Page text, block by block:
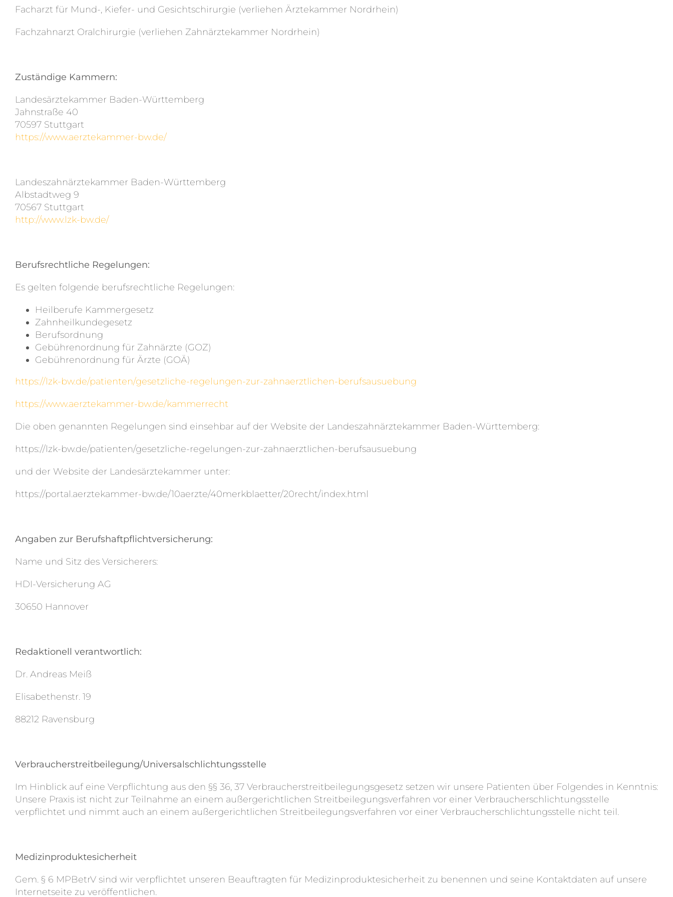
Facharzt für Mund-, Kiefer- und Gesichtschirurgie (verliehen Ärztekammer Nordrhein)
Fachzahnarzt Oralchirurgie (verliehen Zahnärztekammer Nordrhein)
Zuständige Kammern:
Landesärztekammer Baden-Württemberg
Jahnstraße 40
70597 Stuttgart
https://www.aerztekammer-bw.de/
Landeszahnärztekammer Baden-Württemberg
Albstadtweg 9
70567 Stuttgart
http://www.lzk-bw.de/
Berufsrechtliche Regelungen:
Es gelten folgende berufsrechtliche Regelungen:
Heilberufe Kammergesetz
Zahnheilkundegesetz
Berufsordnung
Gebührenordnung für Zahnärzte (GOZ)
Gebührenordnung für Ärzte (GOÄ)
https://lzk-bw.de/patienten/gesetzliche-regelungen-zur-zahnaerztlichen-berufsausuebung
https://www.aerztekammer-bw.de/kammerrecht
Die oben genannten Regelungen sind einsehbar auf der Website der Landeszahnärztekammer Baden-Württemberg:
https://lzk-bw.de/patienten/gesetzliche-regelungen-zur-zahnaerztlichen-berufsausuebung
und der Website der Landesärztekammer unter:
https://portal.aerztekammer-bw.de/10aerzte/40merkblaetter/20recht/index.html
Angaben zur Berufshaftpflichtversicherung:
Name und Sitz des Versicherers:
HDI-Versicherung AG
30650 Hannover
Redaktionell verantwortlich:
Dr. Andreas Meiß
Elisabethenstr. 19
88212 Ravensburg
Verbraucherstreitbeilegung/Universalschlichtungsstelle
Im Hinblick auf eine Verpflichtung aus den §§ 36, 37 Verbraucherstreitbeilegungsgesetz setzen wir unsere Patienten über Folgendes in Kenntnis:
Unsere Praxis ist nicht zur Teilnahme an einem außergerichtlichen Streitbeilegungsverfahren vor einer Verbraucherschlichtungsstelle
verpflichtet und nimmt auch an einem außergerichtlichen Streitbeilegungsverfahren vor einer Verbraucherschlichtungsstelle nicht teil.
Medizinproduktesicherheit
Gem. § 6 MPBetrV sind wir verpflichtet unseren Beauftragten für Medizinproduktesicherheit zu benennen und seine Kontaktdaten auf unsere
Internetseite zu veröffentlichen.